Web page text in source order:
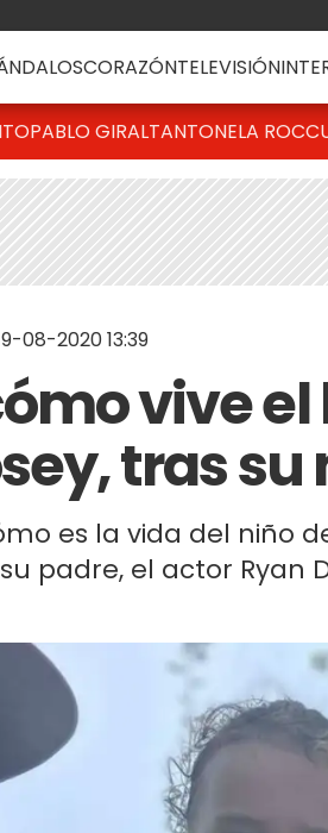
CORAZÓNTELEVISIÓN
PABLO GIRALTANTONELA
08-2020 13:39
vive
tras
es la vida del niño
padre, el actor Ryan